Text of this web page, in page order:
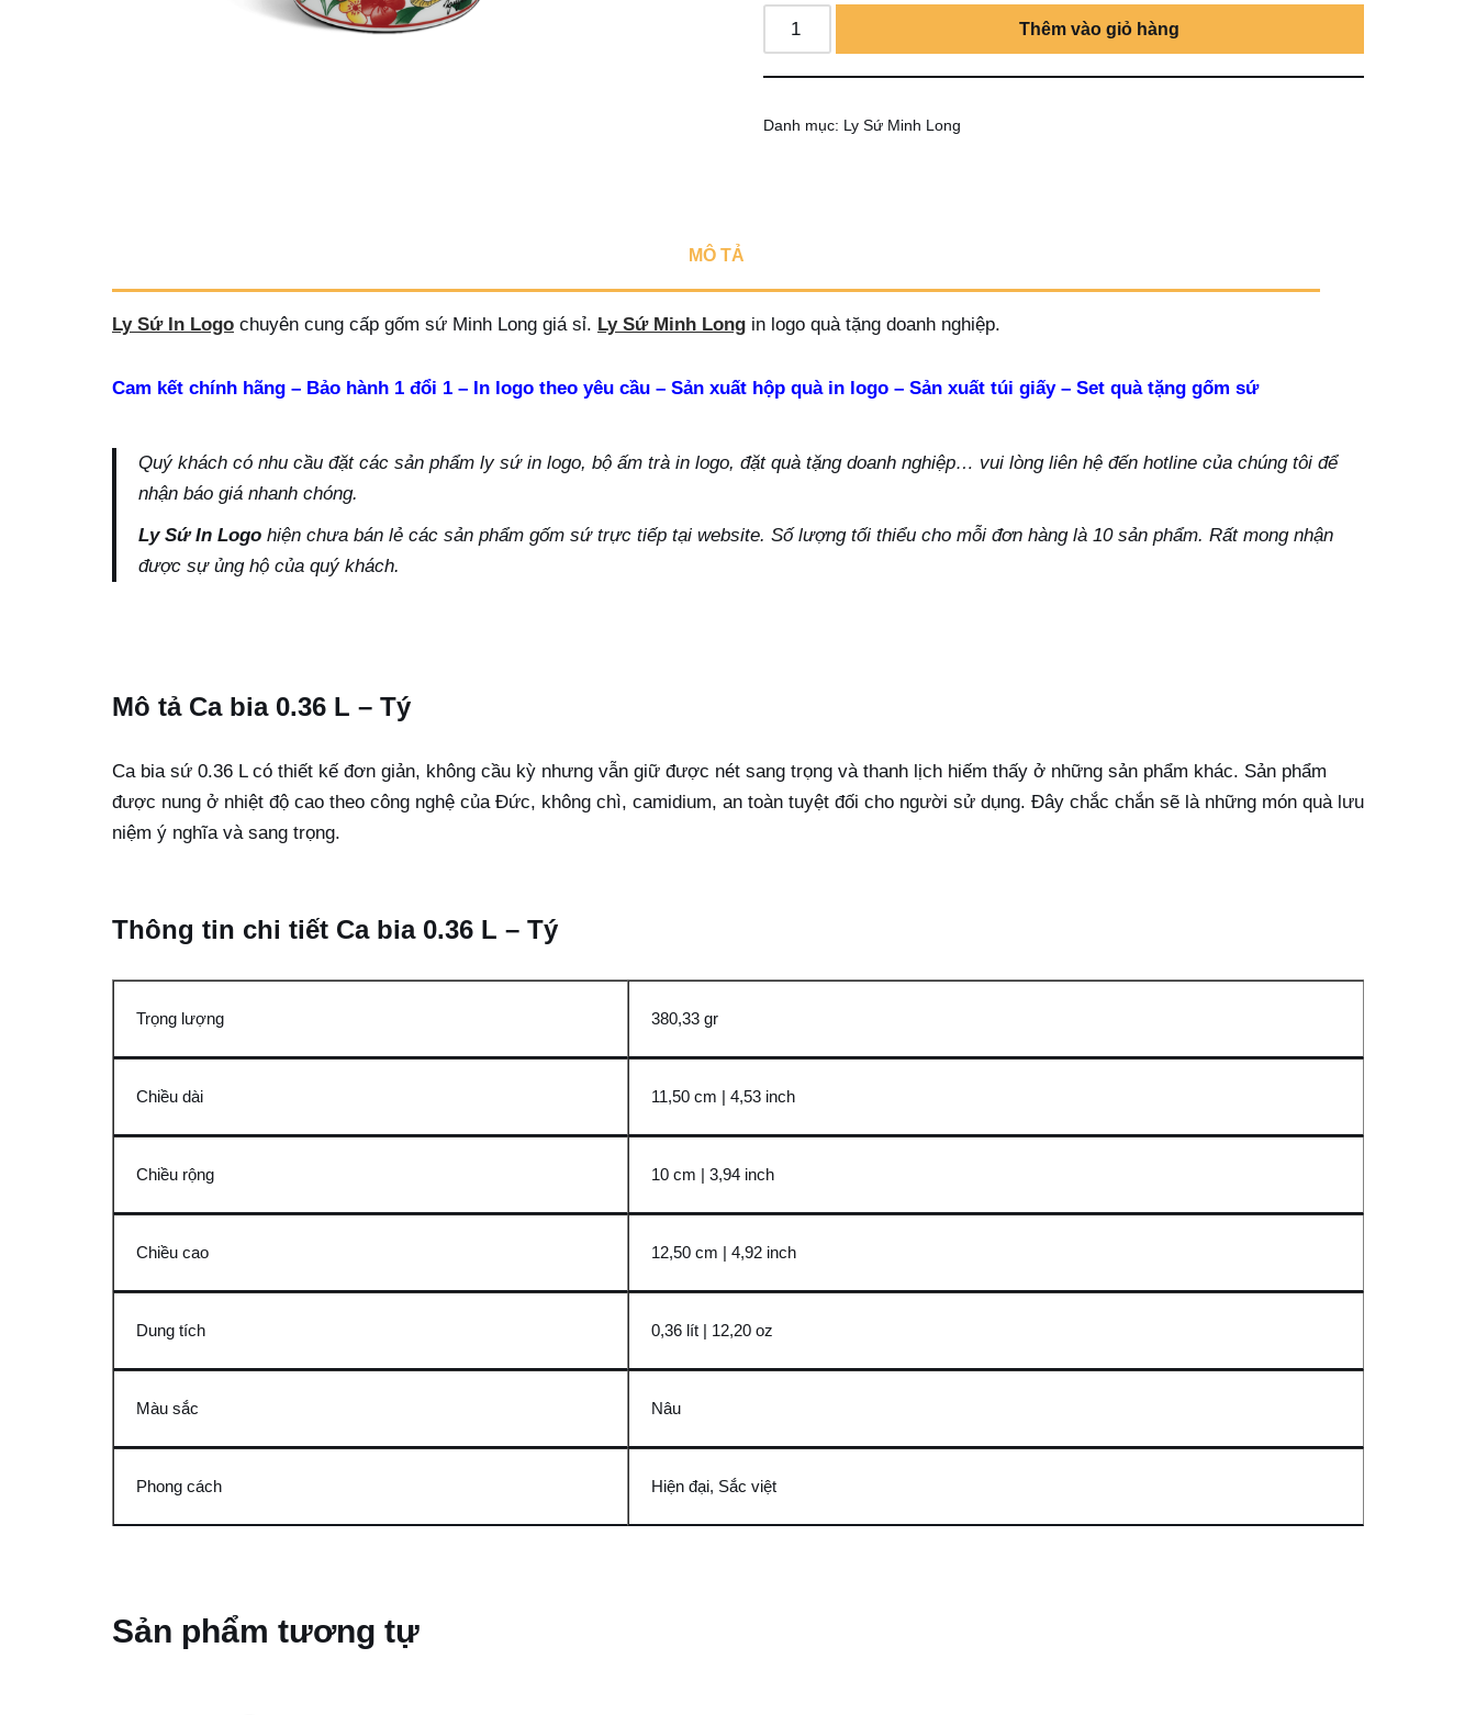
Thêm vào giỏ hàng
Danh mục: Ly Sứ Minh Long
MÔ TẢ
Ly Sứ In Logo chuyên cung cấp gốm sứ Minh Long giá sỉ. Ly Sứ Minh Long in logo quà tặng doanh nghiệp.
Cam kết chính hãng – Bảo hành 1 đổi 1 – In logo theo yêu cầu – Sản xuất hộp quà in logo – Sản xuất túi giấy – Set quà tặng gốm sứ
Quý khách có nhu cầu đặt các sản phẩm ly sứ in logo, bộ ấm trà in logo, đặt quà tặng doanh nghiệp… vui lòng liên hệ đến hotline của chúng tôi để
nhận báo giá nhanh chóng.
Ly Sứ In Logo hiện chưa bán lẻ các sản phẩm gốm sứ trực tiếp tại website. Số lượng tối thiểu cho mỗi đơn hàng là 10 sản phẩm. Rất mong nhận
được sự ủng hộ của quý khách.
Mô tả Ca bia 0.36 L – Tý
Ca bia sứ 0.36 L có thiết kế đơn giản, không cầu kỳ nhưng vẫn giữ được nét sang trọng và thanh lịch hiếm thấy ở những sản phẩm khác. Sản phẩm
được nung ở nhiệt độ cao theo công nghệ của Đức, không chì, camidium, an toàn tuyệt đối cho người sử dụng. Đây chắc chắn sẽ là những món quà lưu
niệm ý nghĩa và sang trọng.
Thông tin chi tiết Ca bia 0.36 L – Tý
Trọng lượng 380,33 gr
Chiều dài 11,50 cm | 4,53 inch
Chiều rộng 10 cm | 3,94 inch
Chiều cao 12,50 cm | 4,92 inch
Dung tích 0,36 lít | 12,20 oz
Màu sắc Nâu
Phong cách Hiện đại, Sắc việt
Sản phẩm tương tự